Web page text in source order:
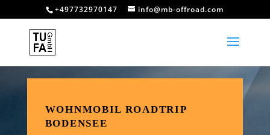
+497732970147 info@mb-offroad.com
WOHNMOBIL ROADTRIP
BODENSEE